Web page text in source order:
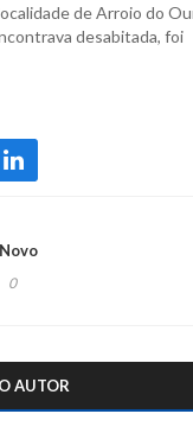
de Arroio do
desabitada, foi
0
AUTOR